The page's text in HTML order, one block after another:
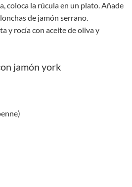
coloca la rúcula en un plato. Añade
de jamón serrano.
y rocía con aceite de oliva y
jamón york